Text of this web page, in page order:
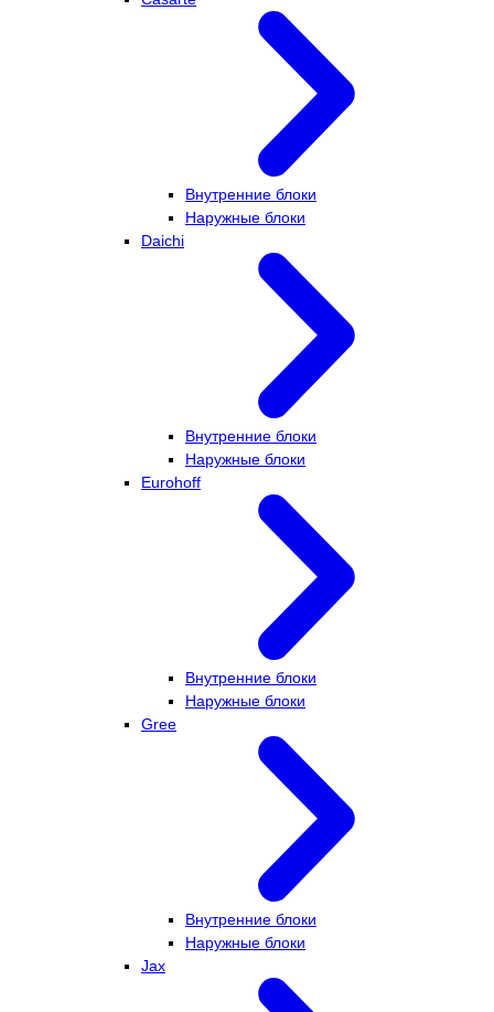
Внутренние блоки
Наружные блоки
Daichi
Внутренние блоки
Наружные блоки
Eurohoff
Внутренние блоки
Наружные блоки
Gree
Внутренние блоки
Наружные блоки
Jax